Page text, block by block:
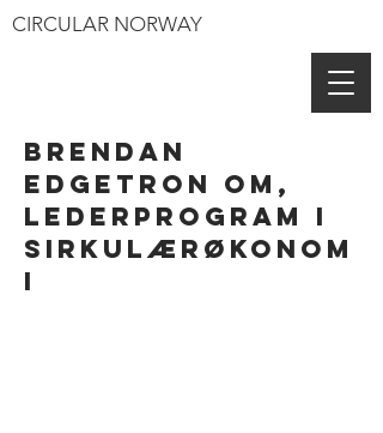
CIRCULAR NORWAY
Brendan
Edgetron om,
lederprogram i
sirkulærøkonom
i